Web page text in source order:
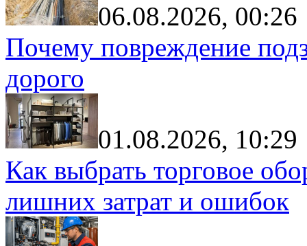
06.08.2026, 00:26
Почему повреждение
дорого
01.08.2026, 10:29
Как выбрать торговое
лишних затрат и ошибок